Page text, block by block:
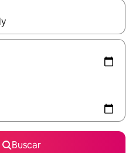
estén disponibles, podrás
Buscar